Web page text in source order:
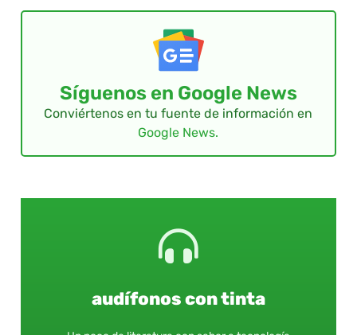
Síguenos en Google News
Conviértenos en tu fuente de información en
Google News.
audífonos con tinta